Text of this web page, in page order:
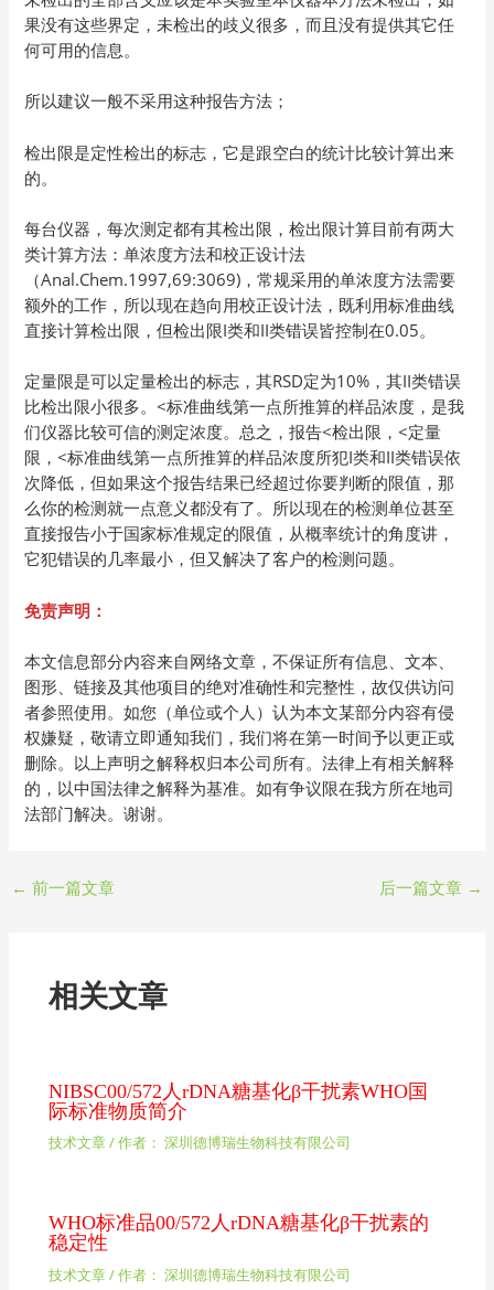
果没有这些界定，未检出的歧义很多，而且没有提供其它任
何可用的信息。
所以建议一般不采用这种报告方法；
检出限是定性检出的标志，它是跟空白的统计比较计算出来
的。
每台仪器，每次测定都有其检出限，检出限计算目前有两大
类计算方法：单浓度方法和校正设计法
（Anal.Chem.1997,69:3069)，常规采用的单浓度方法需要
额外的工作，所以现在趋向用校正设计法，既利用标准曲线
直接计算检出限，但检出限I类和II类错误皆控制在0.05。
定量限是可以定量检出的标志，其RSD定为10%，其II类错误
比检出限小很多。<标准曲线第一点所推算的样品浓度，是我
们仪器比较可信的测定浓度。总之，报告<检出限，<定量
限，<标准曲线第一点所推算的样品浓度所犯I类和II类错误依
次降低，但如果这个报告结果已经超过你要判断的限值，那
么你的检测就一点意义都没有了。所以现在的检测单位甚至
直接报告小于国家标准规定的限值，从概率统计的角度讲，
它犯错误的几率最小，但又解决了客户的检测问题。
免责声明：
本文信息部分内容来自网络文章，不保证所有信息、文本、
图形、链接及其他项目的绝对准确性和完整性，故仅供访问
者参照使用。如您（单位或个人）认为本文某部分内容有侵
权嫌疑，敬请立即通知我们，我们将在第一时间予以更正或
删除。以上声明之解释权归本公司所有。法律上有相关解释
的，以中国法律之解释为基准。如有争议限在我方所在地司
法部门解决。谢谢。
← 前一篇文章 后一篇文章 →
相关文章
NIBSC00/572人rDNA糖基化β干扰素WHO国
际标准物质简介
技术文章/ 作者： 深圳德博瑞生物科技有限公司
WHO标准品00/572人rDNA糖基化β干扰素的
稳定性
技术文章/ 作者： 深圳德博瑞生物科技有限公司